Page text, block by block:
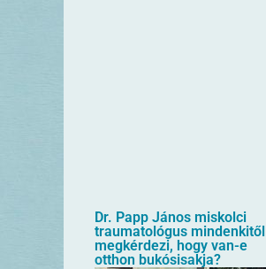
Dr. Papp János miskolci
traumatológus mindenkitől
megkérdezi, hogy van-e
otthon bukósisakja?